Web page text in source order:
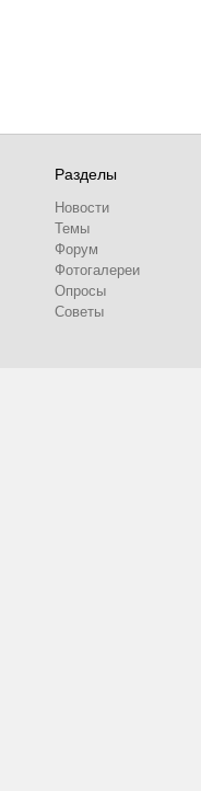
Разделы
Новости
Темы
Форум
Фотогалереи
Опросы
Советы